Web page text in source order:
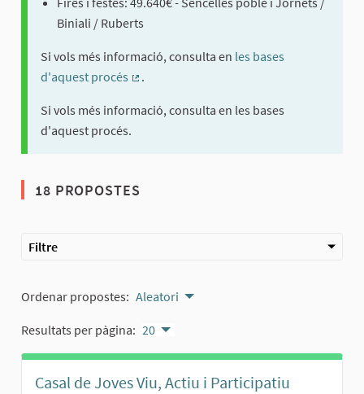
Biniali / Ruberts
Si vols més informació, consulta en les bases
d'aquest procés
.
Si vols més informació, consulta en les bases
d'aquest procés.
18 PROPOSTES
Filtre
Ordenar propostes: Aleatori
Resultats per pàgina: 20
Casal de Joves Viu, Actiu i Participatiu